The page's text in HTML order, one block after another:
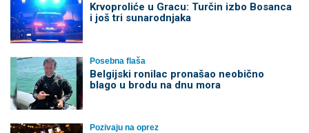
Krvoproliće u Gracu: Turčin izbo Bosanca
i još tri sunarodnjaka
Posebna flaša
Belgijski ronilac pronašao neobično
blago u brodu na dnu mora
Pozivaju na oprez